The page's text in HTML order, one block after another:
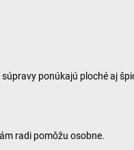
ponúkajú ploché aj
radi pomôžu osobne.